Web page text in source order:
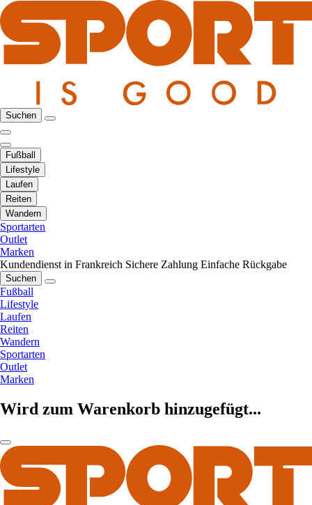
Suchen
Fußball
Lifestyle
Laufen
Reiten
Wandern
Sportarten
Outlet
Marken
Kundendienst in Frankreich Sichere Zahlung Einfache Rückgabe
Suchen
Fußball
Lifestyle
Laufen
Reiten
Wandern
Sportarten
Outlet
Marken
Wird zum Warenkorb hinzugefügt...